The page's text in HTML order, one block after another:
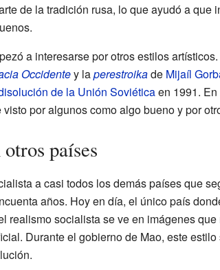
de la tradición rusa, lo que ayudó a que
a interesarse por otros estilos
Occidentey laperestroikade Mijaíl
de la Unión Soviéticaen 1991. En
por algunos como algo bueno y por
países
a casi todos los demás países que
años. Hoy en día, el único país
realismo socialista se ve en imágenes
Durante el gobierno de Mao, este